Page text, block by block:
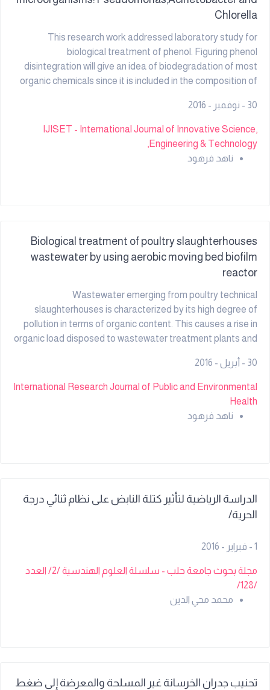
Chlorella
This research work addressed laboratory study for
biological treatment of phenol. Figuring phenol
disintegration will give an idea of biodegradation of most
organic chemicals since it is included in the composition of
the effective and economic ways to address phenol
treatment by biodegradation as compared with high cost
methods of physical and chemical processing. The method
is of low efficiency when applied to high concentrations, in
30 - نوفمبر - 2016
IJISET - International Journal of Innovative Science,
Engineering & Technology,
ناهد فرهود
Biological treatment of poultry slaughterhouses
wastewater by using aerobic moving bed biofilm
reactor
Wastewater emerging from poultry technical
slaughterhouses is characterized by its high degree of
pollution in terms of organic content. This causes a rise in
organic load disposed to wastewater treatment plants and
ways to treat such wastewater, based on reducing
concentration of organic loads to appropriate level,
preserves environs and reduces treatment costs for
owners of industrial plants without augmenting investment
30 - أبريل - 2016
International Research Journal of Public and Environmental
Health
ناهد فرهود
الدراسة الرياضية لتأثير كتلة النابض على نظام ثنائي درجة
الحرية/
1 - فبراير - 2016
مجلة بحوث جامعة حلب - سلسلة العلوم الهندسية /2/ العدد
/128/
محمد محي الدين
تحنيب جدران الخرسانة غير المسلحة والمعرضة إلى ضغط